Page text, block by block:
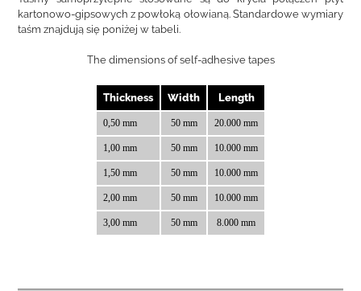
kartonowo-gipsowych z powłoką ołowianą. Standardowe wymiary
taśm znajdują się poniżej w tabeli.
The dimensions of self-adhesive tapes
Thickness Width Length
0,50 mm 50 mm 20.000 mm
1,00 mm 50 mm 10.000 mm
1,50 mm 50 mm 10.000 mm
2,00 mm 50 mm 10.000 mm
3,00 mm 50 mm 8.000 mm